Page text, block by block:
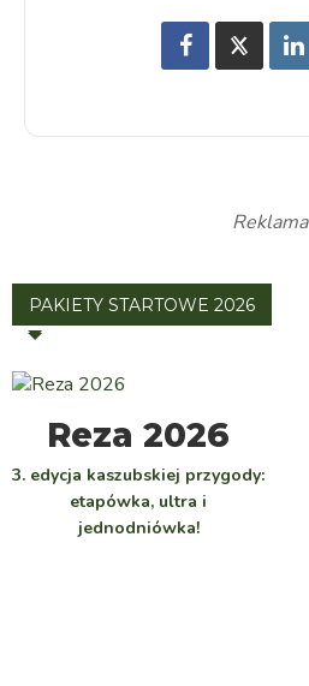
Reklama
PAKIETY STARTOWE 2026
WYBIERZ
Reza 2026
3. edycja kaszubskiej przygody:
etapówka, ultra i
jednodniówka!